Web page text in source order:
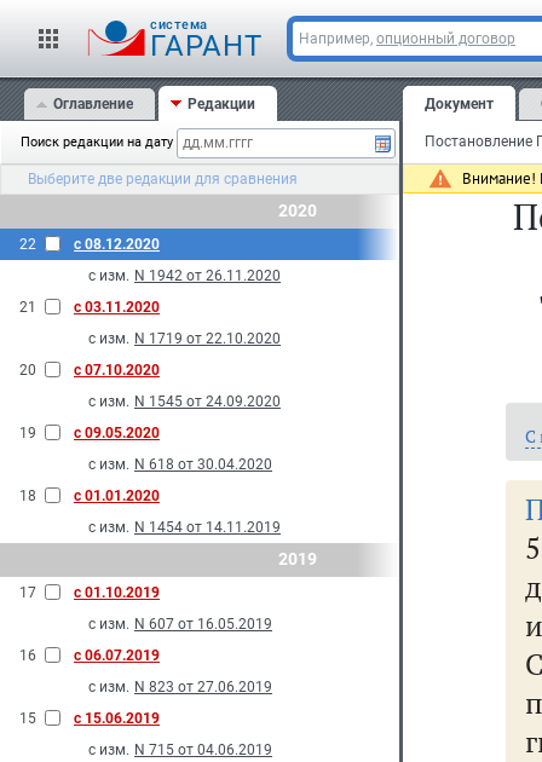
cистема
ГАРАНТ Например, опционный договор
Оглавление Редакции
Поиск редакции на дату
Выберите две редакции для сравнения
2020
22
с 08.12.2020
с изм. N 1942 от 26.11.2020
21
с 03.11.2020
с изм. N 1719 от 22.10.2020
20
с 07.10.2020
с изм. N 1545 от 24.09.2020
19
с 09.05.2020
с изм. N 618 от 30.04.2020
18
с 01.01.2020
с изм. N 1454 от 14.11.2019
2019
17
с 01.10.2019
с изм. N 607 от 16.05.2019
16
с 06.07.2019
с изм. N 823 от 27.06.2019
15
с 15.06.2019
с изм. N 715 от 04.06.2019
Документ
Внимание!
С